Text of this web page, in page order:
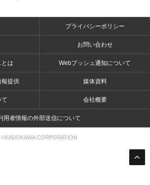
プライバシーポリシー
お問い合わせ
とは Webプッシュ通知について
報提供 媒体資料
て 会社概要
用者情報の外部送信について
©KADOKAWA CORPORATION